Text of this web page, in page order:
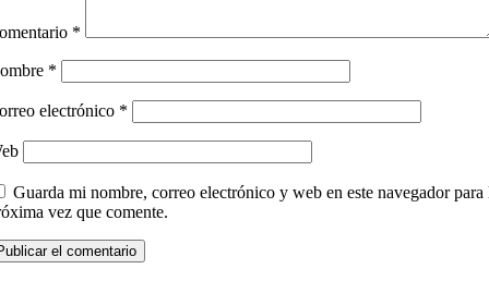
*
*
electrónico *
Guarda mi nombre, correo electrónico y web en este navegador para
vez que comente.